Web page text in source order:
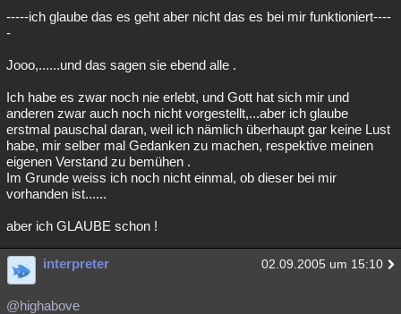
-----ich glaube das es geht aber nicht das es bei mir funktioniert----
-
Jooo,......und das sagen sie ebend alle .
Ich habe es zwar noch nie erlebt, und Gott hat sich mir und
anderen zwar auch noch nicht vorgestellt,...aber ich glaube
erstmal pauschal daran, weil ich nämlich überhaupt gar keine Lust
habe, mir selber mal Gedanken zu machen, respektive meinen
eigenen Verstand zu bemühen .
Im Grunde weiss ich noch nicht einmal, ob dieser bei mir
vorhanden ist......
aber ich GLAUBE schon !
interpreter 02.09.2005 um 15:10
@highabove